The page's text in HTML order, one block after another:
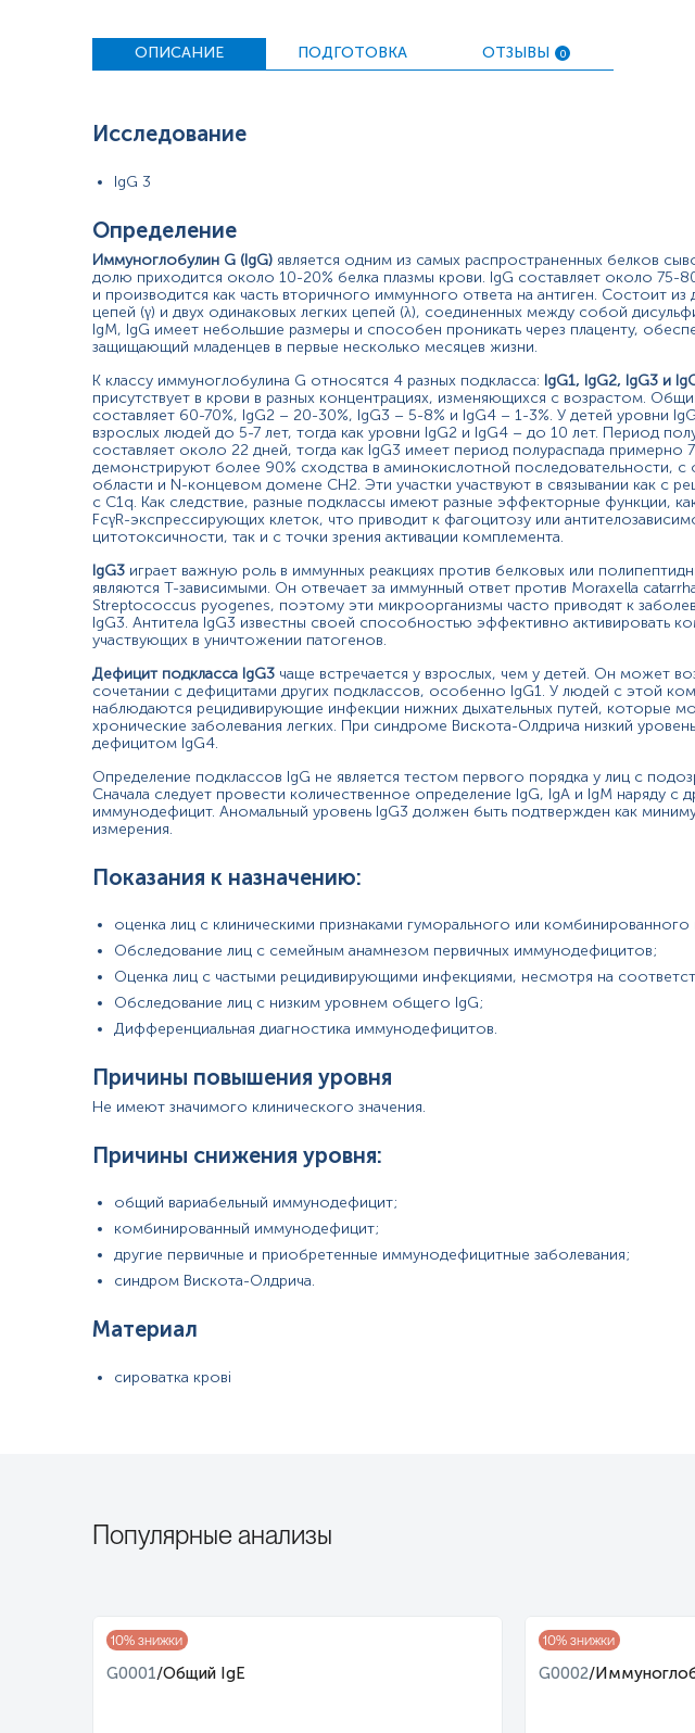
Определение подклассов IgG не является тестом первого порядка у лиц с
IgM наряду с другими тестами на иммунодефицит. Аномальный уровень IgG3
оценка лиц с клиническими признаками гуморального или комбинированного
Оценка лиц с частыми рецидивирующими инфекциями, несмотря на
Обследование лиц с низким уровнем общего IgG;
Дифференциальная диагностика иммунодефицитов.
Причины повышения уровня
Не имеют значимого клинического значения.
Причины снижения уровня:
комбинированный иммунодефицит;
другие первичные и приобретенные иммунодефицитные заболевания;
синдром Вискота-Олдрича.
сироватка крові
Единицы измерения, референтные значения и диапазон измерений могут изменяться в
Предостережение!
ОПИСАНИЕ ПОДГОТОВКА ОТЗЫВЫ 0
Исследование
IgG 3
Определение
Иммуноглобулин G (IgG)является одним из самых распространенных белков
долю приходится около 10-20% белка плазмы крови. IgG составляет около 75-
и производится как часть вторичного иммунного ответа на антиген. Состоит из
цепей (γ) и двух одинаковых легких цепей (λ), соединенных между собой
IgM, IgG имеет небольшие размеры и способен проникать через плаценту,
защищающий младенцев в первые несколько месяцев жизни.
К классу иммуноглобулина G относятся 4 разных подкласса: IgG1, IgG2, IgG3 и
присутствует в крови в разных концентрациях, изменяющихся с возрастом.
составляет 60-70%, IgG2 – 20-30%, IgG3 – 5-8% и IgG4 – 1-3%. У детей уровни
взрослых людей до 5-7 лет, тогда как уровни IgG2 и IgG4 – до 10 лет. Период
составляет около 22 дней, тогда как IgG3 имеет период полураспада примерно
демонстрируют более 90% сходства в аминокислотной последовательности, с
области и N-концевом домене CH2. Эти участки участвуют в связывании как с
с C1q. Как следствие, разные подклассы имеют разные эффекторные функции,
FcγR-экспрессирующих клеток, что приводит к фагоцитозу или
цитотоксичности, так и с точки зрения активации комплемента.
IgG3 играет важную роль в иммунных реакциях против белковых или
являются Т-зависимыми. Он отвечает за иммунный ответ против Moraxella
Streptococcus pyogenes, поэтому эти микроорганизмы часто приводят к
IgG3. Антитела IgG3 известны своей способностью эффективно активировать
участвующих в уничтожении патогенов.
Дефицит подкласса IgG3чаще встречается у взрослых, чем у детей. Он может
сочетании с дефицитами других подклассов, особенно IgG1. У людей с этой
наблюдаются рецидивирующие инфекции нижних дыхательных путей, которые
хронические заболевания легких. При синдроме Вискота-Олдрича низкий
дефицитом IgG4.
Определение подклассов IgG не является тестом первого порядка у лиц с
Сначала следует провести количественное определение IgG, IgA и IgM наряду с
иммунодефицит. Аномальный уровень IgG3 должен быть подтвержден как
измерения.
Показания к назначению:
оценка лиц с клиническими признаками гуморального или
Обследование лиц с семейным анамнезом первичных иммунодефицитов;
Оценка лиц с частыми рецидивирующими инфекциями, несмотря на
Обследование лиц с низким уровнем общего IgG;
Дифференциальная диагностика иммунодефицитов.
Причины повышения уровня
Не имеют значимого клинического значения.
Причины снижения уровня:
общий вариабельный иммунодефицит;
комбинированный иммунодефицит;
другие первичные и приобретенные иммунодефицитные заболевания;
синдром Вискота-Олдрича.
Материал
сироватка крові
Популярные анализы
10% знижки
G0001/Общий IgE
10% знижки
G0002/